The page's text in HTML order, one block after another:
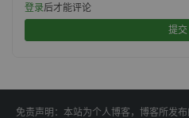
登录后才能评论
提交
免责声明：本站为个人博客，博客所发